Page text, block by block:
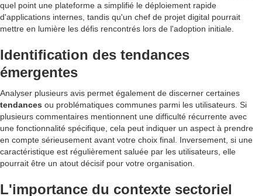
quel point une plateforme a simplifié le déploiement rapide
d'applications internes, tandis qu'un chef de projet digital pourrait
mettre en lumière les défis rencontrés lors de l'adoption initiale.
Identification des tendances
émergentes
Analyser plusieurs avis permet également de discerner certaines
tendances ou problématiques communes parmi les utilisateurs. Si
plusieurs commentaires mentionnent une difficulté récurrente avec
une fonctionnalité spécifique, cela peut indiquer un aspect à prendre
en compte sérieusement avant votre choix final. Inversement, si une
caractéristique est régulièrement saluée par les utilisateurs, elle
pourrait être un atout décisif pour votre organisation.
L'importance du contexte sectoriel